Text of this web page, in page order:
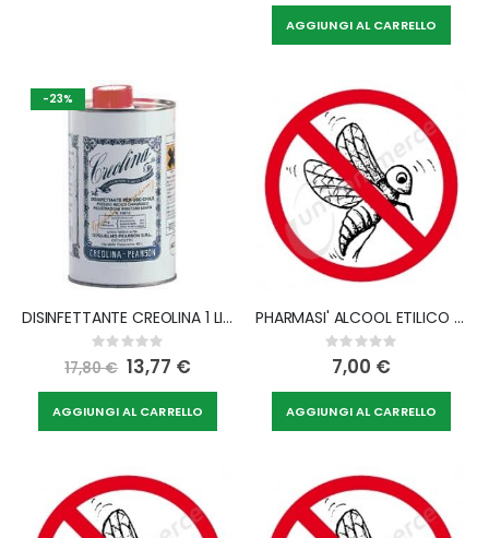
AGGIUNGI AL CARRELLO
-23%
DISINFETTANTE CREOLINA 1 LITRO
Rating:
0%
17,80 € Special
Price
13,77 €
AGGIUNGI AL CARRELLO
PHARMASI' ALCOOL ETILICO DENATURATO 1000 ML
Rating:
0%
7,00 €
AGGIUNGI AL CARRELLO